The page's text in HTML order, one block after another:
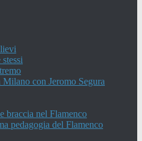
con Jeromo Segura
braccia nel Flamenco
pedagogia del Flamenco